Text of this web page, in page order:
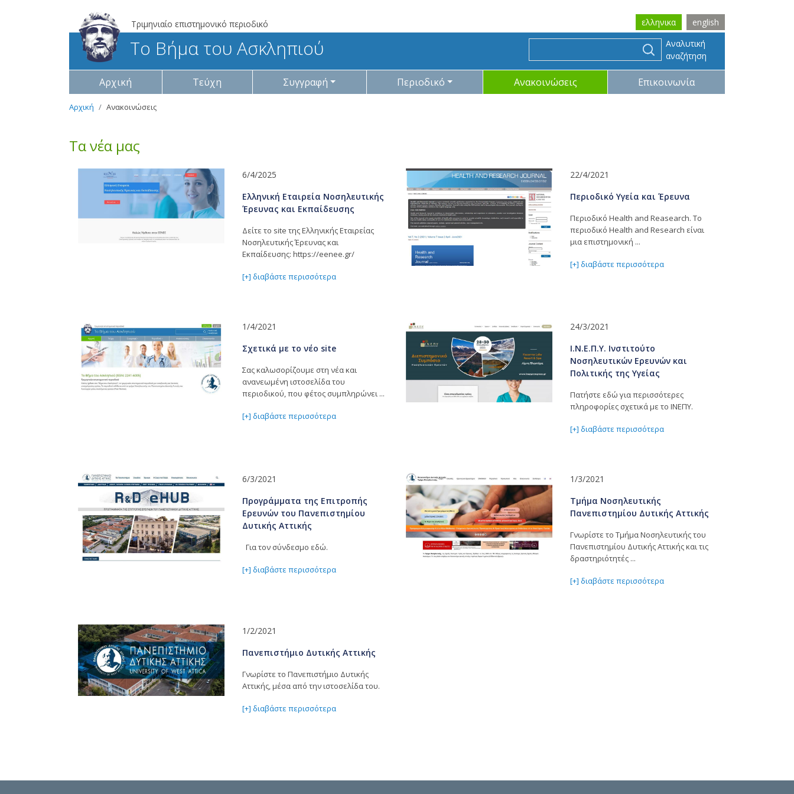
Τριμηνιαίο επιστημονικό περιοδικό ελληνικα english
Το Βήμα του Ασκληπιού
Αναλυτική
αναζήτηση
Αρχική Τεύχη Συγγραφή Περιοδικό Ανακοινώσεις Επικοινωνία
Αρχική Ανακοινώσεις
Τα νέα μας
6/4/2025
Ελληνική Εταιρεία Νοσηλευτικής
Έρευνας και Εκπαίδευσης
Δείτε το site της Ελληνικής Εταιρείας
Νοσηλευτικής Έρευνας και
Εκπαίδευσης: https://eenee.gr/
[+] διαβάστε περισσότερα
22/4/2021
Περιοδικό Υγεία και Έρευνα
Περιοδικό Health and Reasearch. Το
περιοδικό Health and Research είναι
μια επιστημονική ...
[+] διαβάστε περισσότερα
1/4/2021
Σχετικά με το νέο site
Σας καλωσορίζουμε στη νέα και
ανανεωμένη ιστοσελίδα του
περιοδικού, που φέτος συμπληρώνει ...
[+] διαβάστε περισσότερα
24/3/2021
Ι.Ν.Ε.Π.Υ. Ινστιτούτο
Νοσηλευτικών Ερευνών και
Πολιτικής της Υγείας
Πατήστε εδώ για περισσότερες
πληροφορίες σχετικά με το ΙΝΕΠΥ.
[+] διαβάστε περισσότερα
6/3/2021
Προγράμματα της Επιτροπής
Ερευνών του Πανεπιστημίου
Δυτικής Αττικής
Για τον σύνδεσμο εδώ.
[+] διαβάστε περισσότερα
1/3/2021
Τμήμα Νοσηλευτικής
Πανεπιστημίου Δυτικής Αττικής
Γνωρίστε το Τμήμα Νοσηλευτικής του
Πανεπιστημίου Δυτικής Αττικής και τις
δραστηριότητές ...
[+] διαβάστε περισσότερα
1/2/2021
Πανεπιστήμιο Δυτικής Αττικής
Γνωρίστε το Πανεπιστήμιο Δυτικής
Αττικής, μέσα από την ιστοσελίδα του.
[+] διαβάστε περισσότερα